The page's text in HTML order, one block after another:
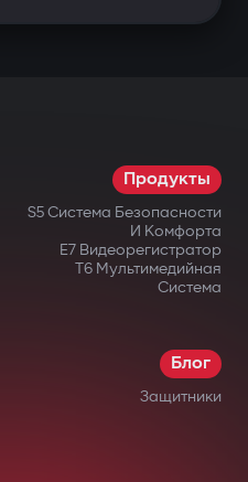
Продукты
S5 Система Безопасности
И Комфорта
E7 Видеорегистратор
T6 Мультимедийная
Система
Блог
Защитники